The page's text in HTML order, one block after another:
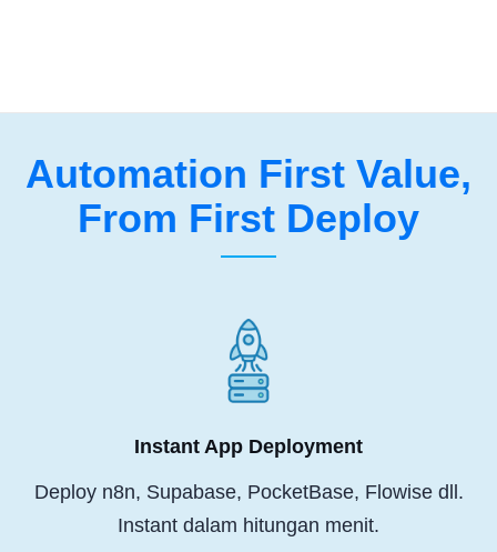
Automation First Value,
From First Deploy
Instant App Deployment
Deploy n8n, Supabase, PocketBase, Flowise dll.
Instant dalam hitungan menit.